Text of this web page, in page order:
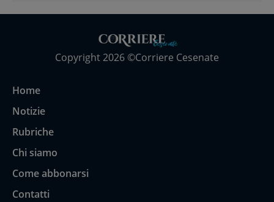
Copyright 2026 ©Corriere Cesenate
Home
Notizie
Rubriche
Chi siamo
Come abbonarsi
Contatti